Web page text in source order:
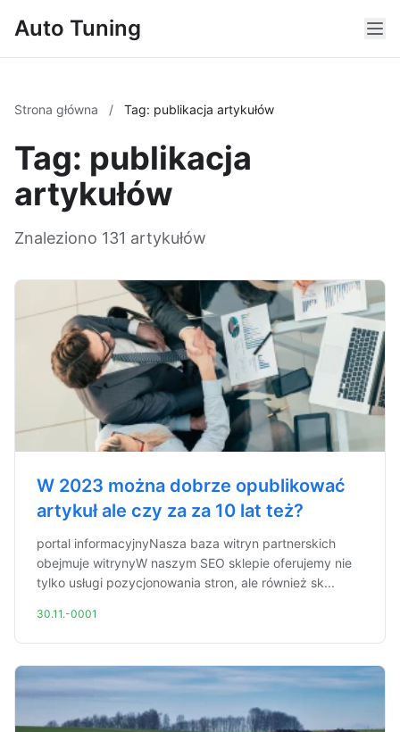
Auto Tuning
Strona główna / Tag: publikacja artykułów
Tag: publikacja
artykułów
Znaleziono 131 artykułów
W 2023 można dobrze opublikować
artykuł ale czy za za 10 lat też?
portal informacyjnyNasza baza witryn partnerskich
obejmuje witrynyW naszym SEO sklepie oferujemy nie
tylko usługi pozycjonowania stron, ale również sk...
30.11.-0001